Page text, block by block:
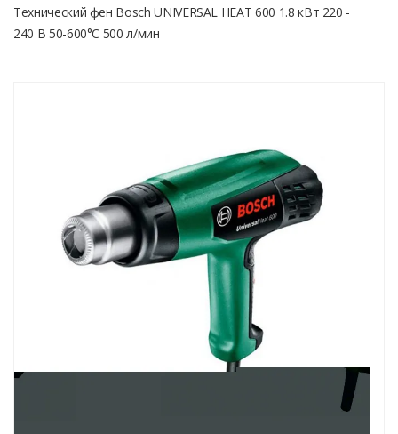
Технический фен Bosch UNIVERSAL HEAT 600 1.8 кВт 220 -
240 В 50-600°C 500 л/мин